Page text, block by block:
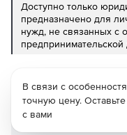
Доступно только
предназначено для
нужд, не связанных с
предпринимательской
В связи с
точную цену.
с вами